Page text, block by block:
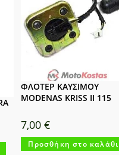
ΦΛΟΤΕΡ ΚΑΥΣΙΜΟΥ
MODENAS KRISS II 115
7,00€
Προσθήκη στο καλάθι